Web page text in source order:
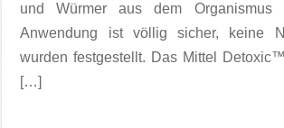
und Würmer aus dem Organismus
Anwendung ist völlig sicher, keine
wurden festgestellt. Das Mittel
[…]